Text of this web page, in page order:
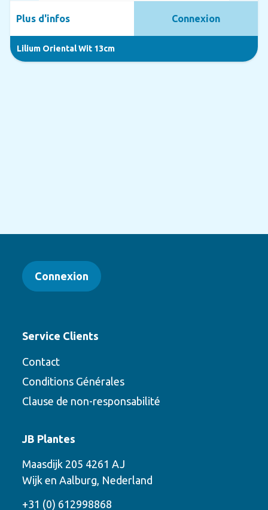
Lilium Oriental Wit 13cm
Plus d'infos Connexion
options suivantes
Connexion
Service Clients
Contact
Conditions Générales
Clause de non-responsabilité
JB Plantes
Maasdijk 205 4261 AJ
Wijk en Aalburg, Nederland
+31 (0) 612998868